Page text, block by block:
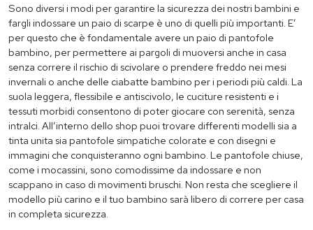
Sono diversi i modi per garantire la sicurezza dei nostri bambini e
fargli indossare un paio di scarpe è uno di quelli più importanti. E’
per questo che è fondamentale avere un paio di pantofole
bambino, per permettere ai pargoli di muoversi anche in casa
senza correre il rischio di scivolare o prendere freddo nei mesi
invernali o anche delle ciabatte bambino per i periodi più caldi. La
suola leggera, flessibile e antiscivolo, le cuciture resistenti e i
tessuti morbidi consentono di poter giocare con serenità, senza
intralci. All’interno dello shop puoi trovare differenti modelli sia a
tinta unita sia pantofole simpatiche colorate e con disegni e
immagini che conquisteranno ogni bambino. Le pantofole chiuse,
come i mocassini, sono comodissime da indossare e non
scappano in caso di movimenti bruschi. Non resta che scegliere il
modello più carino e il tuo bambino sarà libero di correre per casa
in completa sicurezza.